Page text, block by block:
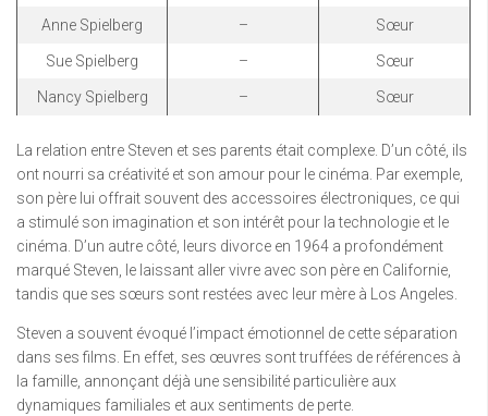
Anne Spielberg – Sœur
Sue Spielberg – Sœur
Nancy Spielberg – Sœur
La relation entre Steven et ses parents était complexe. D’un côté, ils
ont nourri sa créativité et son amour pour le cinéma. Par exemple,
son père lui offrait souvent des accessoires électroniques, ce qui
a stimulé son imagination et son intérêt pour la technologie et le
cinéma. D’un autre côté, leurs divorce en 1964 a profondément
marqué Steven, le laissant aller vivre avec son père en Californie,
tandis que ses sœurs sont restées avec leur mère à Los Angeles.
Steven a souvent évoqué l’impact émotionnel de cette séparation
dans ses films. En effet, ses œuvres sont truffées de références à
la famille, annonçant déjà une sensibilité particulière aux
dynamiques familiales et aux sentiments de perte.